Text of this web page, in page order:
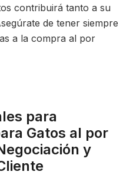
contribuirá tanto a su
de tener siempre
a la compra al por
para
Gatos al por
y